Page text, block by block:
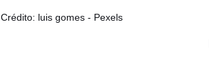
Crédito: luis gomes - Pexels